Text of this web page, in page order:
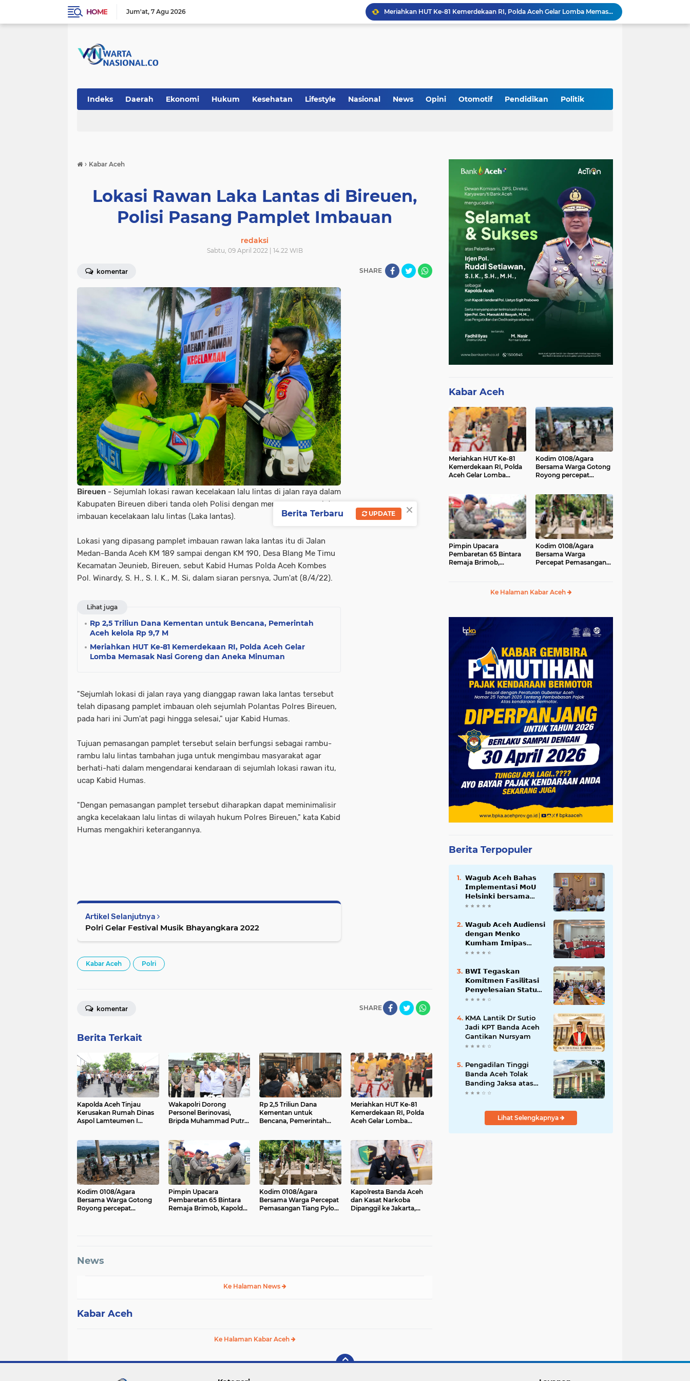
HOME Jum'at 7 Agu 2026
Meriahkan HUT Ke-81 Kemerdekaan RI, Polda Aceh Gelar Lomba Memasak Nasi Goreng dan Aneka Minuman
Babinsa Simpang Tiga Monitoring Harga Sembako, Pastikan Stabilitas dan Ketersediaan Bahan Pokok
Kodim 0108/Agara Bersama Warga Percepat Pemasangan Tiang Pylon Jembatan Gantung di Desa Lawe Ger-Ger Aceh Tenggara
Indeks Daerah Ekonomi Hukum Kesehatan Lifestyle Nasional News Opini Otomotif Pendidikan Politik
› Kabar Aceh
Lokasi Rawan Laka Lantas di Bireuen,
Polisi Pasang Pamplet Imbauan
redaksi
Sabtu, 09 April 2022 | 14.22 WIB
komentar SHARE
Bireuen - Sejumlah lokasi rawan kecelakaan lalu lintas di jalan raya dalam
Kabupaten Bireuen diberi tanda oleh Polisi dengan memasang pamplet
imbauan kecelakaan lalu lintas (Laka lantas).
Lokasi yang dipasang pamplet imbauan rawan laka lantas itu di Jalan
Medan-Banda Aceh KM 189 sampai dengan KM 190, Desa Blang Me Timu
Kecamatan Jeunieb, Bireuen, sebut Kabid Humas Polda Aceh Kombes
Pol. Winardy, S. H., S. I. K., M. Si, dalam siaran persnya, Jum'at (8/4/22).
Lihat juga
Rp 2,5 Triliun Dana Kementan untuk Bencana, Pemerintah
Aceh kelola Rp 9,7 M
Meriahkan HUT Ke-81 Kemerdekaan RI, Polda Aceh Gelar
Lomba Memasak Nasi Goreng dan Aneka Minuman
"Sejumlah lokasi di jalan raya yang dianggap rawan laka lantas tersebut
telah dipasang pamplet imbauan oleh sejumlah Polantas Polres Bireuen,
pada hari ini Jum'at pagi hingga selesai," ujar Kabid Humas.
Tujuan pemasangan pamplet tersebut selain berfungsi sebagai rambu-
rambu lalu lintas tambahan juga untuk mengimbau masyarakat agar
berhati-hati dalam mengendarai kendaraan di sejumlah lokasi rawan itu,
ucap Kabid Humas.
"Dengan pemasangan pamplet tersebut diharapkan dapat meminimalisir
angka kecelakaan lalu lintas di wilayah hukum Polres Bireuen," kata Kabid
Humas mengakhiri keterangannya.
Artikel Selanjutnya
Polri Gelar Festival Musik Bhayangkara 2022
Kabar Aceh Polri
SHARE
komentar
Berita Terkait
Kapolda Aceh Tinjau
Kerusakan Rumah Dinas
Aspol Lamteumen I
Wakapolri Dorong
Personel Berinovasi,
Bripda Muhammad Putra
Rp 2,5 Triliun Dana
Kementan untuk
Bencana, Pemerintah
Meriahkan HUT Ke-81
Kemerdekaan RI, Polda
Aceh Gelar Lomba
Kodim 0108/Agara
Bersama Warga Gotong
Royong percepat
Pimpin Upacara
Pembaretan 65 Bintara
Remaja Brimob, Kapolda
Kodim 0108/Agara
Bersama Warga Percepat
Pemasangan Tiang Pylon
Kapolresta Banda Aceh
dan Kasat Narkoba
Dipanggil ke Jakarta,
News
Ke Halaman News
Kabar Aceh
Ke Halaman Kabar Aceh
Kabar Aceh
Meriahkan HUT Ke-81
Kemerdekaan RI, Polda
Aceh Gelar Lomba
Kodim 0108/Agara
Bersama Warga Gotong
Royong percepat
Desa Gulo Aceh
Tenggara
Pimpin Upacara
Pembaretan 65 Bintara
Remaja Brimob,
Kodim 0108/Agara
Bersama Warga
Percepat Pemasangan
Ke Halaman Kabar Aceh
Berita Terpopuler
𝗪𝗮𝗴𝘂𝗯 𝗔𝗰𝗲𝗵 𝗕𝗮𝗵𝗮𝘀
𝗜𝗺𝗽𝗹𝗲𝗺𝗲𝗻𝘁𝗮𝘀𝗶 𝗠𝗼𝗨
𝗛𝗲𝗹𝘀𝗶𝗻𝗸𝗶 𝗯𝗲𝗿𝘀𝗮𝗺𝗮
𝗦𝗲𝗸𝗿𝗲𝘁𝗮𝗿𝗶𝗮𝘁 𝗡𝗲𝗴𝗮𝗿𝗮
𝗪𝗮𝗴𝘂𝗯 𝗔𝗰𝗲𝗵 𝗔𝘂𝗱𝗶𝗲𝗻𝘀𝗶
𝗱𝗲𝗻𝗴𝗮𝗻 𝗠𝗲𝗻𝗸𝗼
𝗞𝘂𝗺𝗵𝗮𝗺 𝗜𝗺𝗶𝗽𝗮𝘀
𝗧𝗲𝗿𝗸𝗮𝗶𝘁 𝗦𝘁𝗮𝘁𝘂𝘀 𝗪𝗮𝗸𝗮𝗳
𝗕𝗪𝗜 𝗧𝗲𝗴𝗮𝘀𝗸𝗮𝗻
𝗞𝗼𝗺𝗶𝘁𝗺𝗲𝗻 𝗙𝗮𝘀𝗶𝗹𝗶𝘁𝗮𝘀𝗶
𝗣𝗲𝗻𝘆𝗲𝗹𝗲𝘀𝗮𝗶𝗮𝗻 𝗦𝘁𝗮𝘁𝘂𝘀
𝗪𝗮𝗸𝗮𝗳 𝗕𝗹𝗮𝗻𝗴 𝗣𝗮𝗱𝗮𝗻𝗴
KMA Lantik Dr Sutio
Jadi KPT Banda Aceh
Gantikan Nursyam
Pengadilan Tinggi
Banda Aceh Tolak
Banding Jaksa atas
Putusan Bebas Kasus
Lihat Selengkapnya
×
Berita Terbaru UPDATE